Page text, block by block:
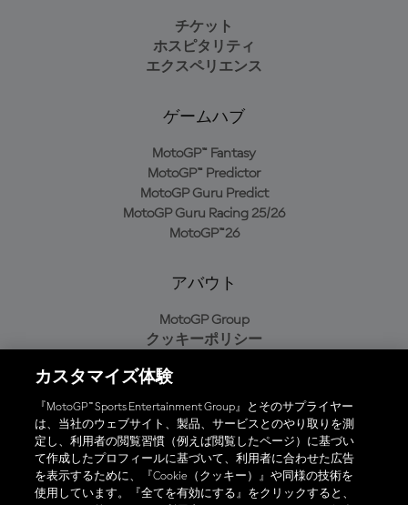
チケット
ホスピタリティ
エクスペリエンス
ゲームハブ
MotoGP™ Fantasy
MotoGP™ Predictor
MotoGP Guru Predict
MotoGP Guru Racing 25/26
MotoGP™26
アバウト
MotoGP Group
クッキーポリシー
プライバシーポリシー
購入ポリシー
オフィシャルアプリ
カスタマイズ体験
『MotoGP™ Sports Entertainment Group』とそのサプライヤー
は、当社のウェブサイト、製品、サービスとのやり取りを測
定し、利用者の閲覧習慣（例えば閲覧したページ）に基づい
て作成したプロフィールに基づいて、利用者に合わせた広告
を表示するために、『Cookie（クッキー）』や同様の技術を
使用しています。『全てを有効にする』をクリックすると、